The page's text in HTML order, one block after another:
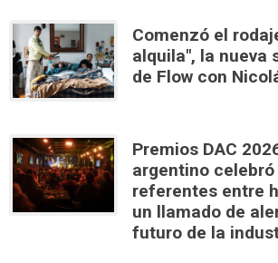
Comenzó el
alquila", la nueva
de Flow con
Premios DAC
argentino celebró
referentes entre
un llamado de
futuro de la